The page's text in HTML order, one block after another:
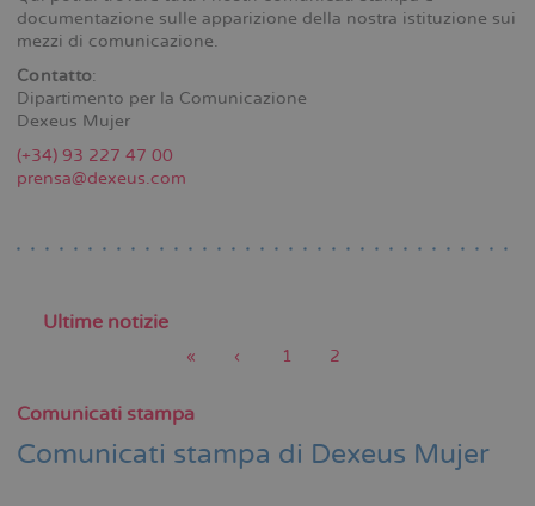
documentazione sulle apparizione della nostra istituzione sui
mezzi di comunicazione.
Contatto:
Dipartimento per la Comunicazione
Dexeus Mujer
(+34) 93 227 47 00
prensa@dexeus.com
Ultime notizie
Prima
«
Pagina
‹ Pagina
1
Pagina
2
Comunicati stampa
Comunicati stampa di Dexeus Mujer